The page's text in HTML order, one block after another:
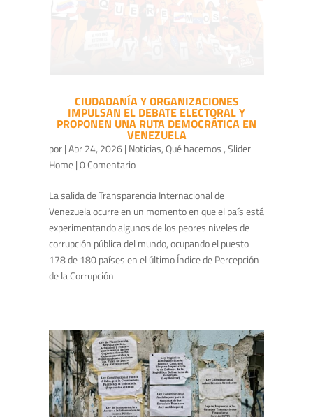
CIUDADANÍA Y ORGANIZACIONES
IMPULSAN EL DEBATE ELECTORAL Y
PROPONEN UNA RUTA DEMOCRÁTICA EN
VENEZUELA
por|Abr 24, 2026| Noticias,Qué hacemos ,Slider
Home| 0 Comentario
La salida de Transparencia Internacional de
Venezuela ocurre en un momento en que el país está
experimentando algunos de los peores niveles de
corrupción pública del mundo, ocupando el puesto
178 de 180 países en el último Índice de Percepción
de la Corrupción